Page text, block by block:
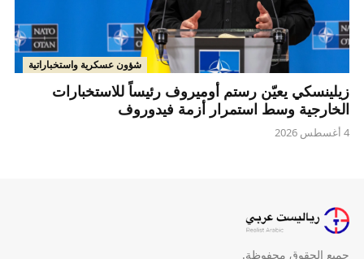
شؤون عسكرية واستخباراتية
زيلينسكي يعيّن رستم أوميروف رئيساً للاستخبارات
الخارجية وسط استمرار أزمة فيدوروف
4 أغسطس 2026
جميع الحقوق محفوظة.